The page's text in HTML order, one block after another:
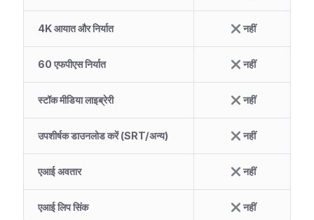
4K आयात और निर्यात नहीं
60 एफपीएस निर्यात नहीं
स्टॉक मीडिया लाइब्रेरी नहीं
उपशीर्षक डाउनलोड करें (SRT/अन्य) नहीं
एआई अवतार नहीं
एआई लिप सिंक नहीं